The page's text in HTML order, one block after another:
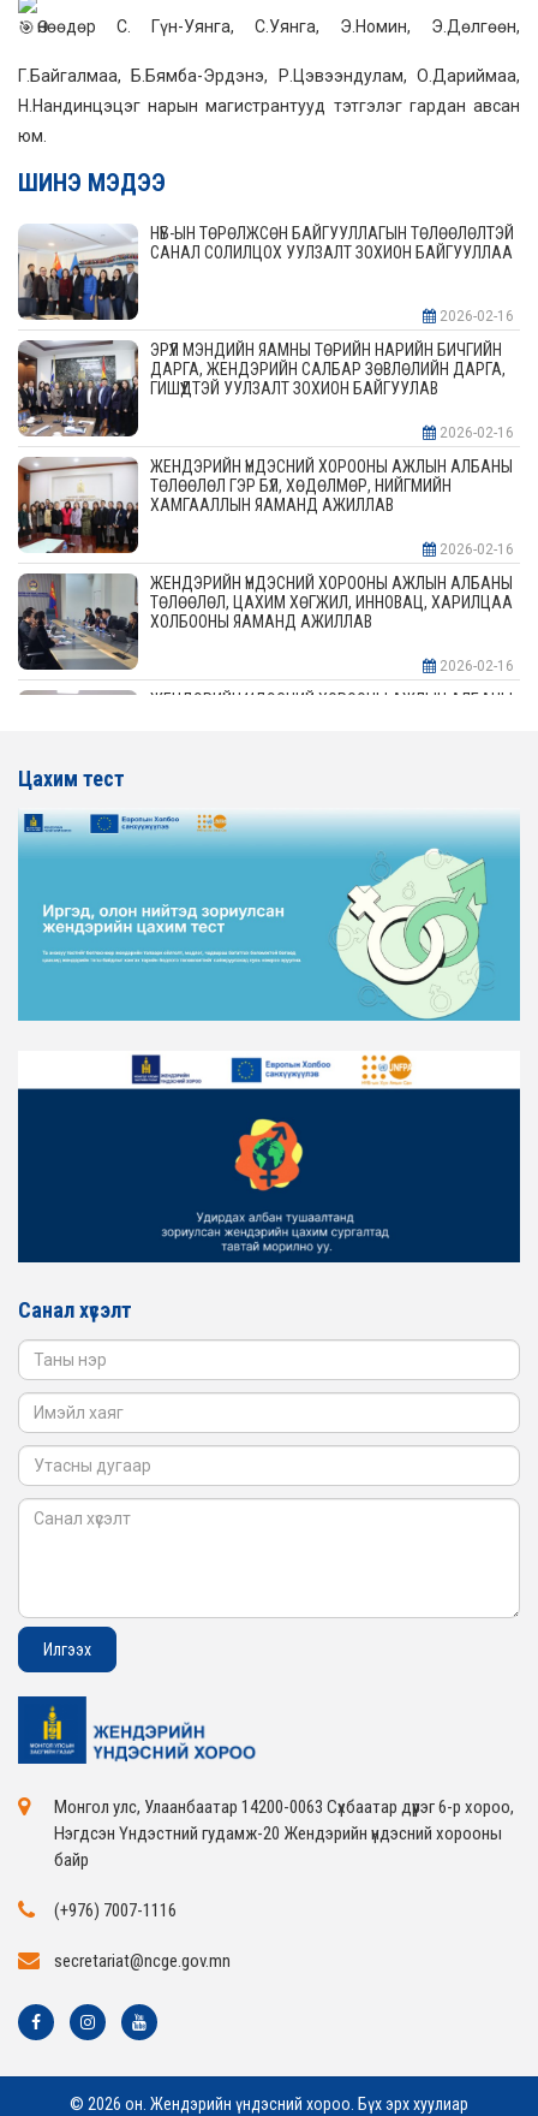
Өнөөдөр С. Гүн-Уянга, С.Уянга, Э.Номин, Э.Дөлгөөн,
Г.Байгалмаа, Б.Бямба-Эрдэнэ, Р.Цэвээндулам, О.Дариймаа,
Н.Нандинцэцэг нарын магистрантууд тэтгэлэг гардан авсан
юм.
ШИНЭ МЭДЭЭ
НҮБ-ЫН ТӨРӨЛЖСӨН БАЙГУУЛЛАГЫН ТӨЛӨӨЛӨЛТЭЙ
САНАЛ СОЛИЛЦОХ УУЛЗАЛТ ЗОХИОН БАЙГУУЛЛАА
2026-02-16
ЭРҮҮЛ МЭНДИЙН ЯАМНЫ ТӨРИЙН НАРИЙН БИЧГИЙН
ДАРГА, ЖЕНДЭРИЙН САЛБАР ЗӨВЛӨЛИЙН ДАРГА,
ГИШҮҮДТЭЙ УУЛЗАЛТ ЗОХИОН БАЙГУУЛАВ
2026-02-16
ЖЕНДЭРИЙН ҮНДЭСНИЙ ХОРООНЫ АЖЛЫН АЛБАНЫ
ТӨЛӨӨЛӨЛ ГЭР БҮЛ, ХӨДӨЛМӨР, НИЙГМИЙН
ХАМГААЛЛЫН ЯАМАНД АЖИЛЛАВ
2026-02-16
ЖЕНДЭРИЙН ҮНДЭСНИЙ ХОРООНЫ АЖЛЫН АЛБАНЫ
ТӨЛӨӨЛӨЛ, ЦАХИМ ХӨГЖИЛ, ИННОВАЦ, ХАРИЛЦАА
ХОЛБООНЫ ЯАМАНД АЖИЛЛАВ
2026-02-16
ЖЕНДЭРИЙН ҮНДЭСНИЙ ХОРООНЫ АЖЛЫН АЛБАНЫ
ЖЕНДЭРИЙН ҮНДЭСНИЙ ХОРООНЫ АЖЛЫН АЛБАНЫ
ТӨЛӨӨЛӨЛ ХОТ БАЙГУУЛАЛТ, БАРИЛГА, ОРОН
СУУЦЖУУЛАЛТЫН ЯАМАНД АЖИЛЛАВ
2026-02-16
ЖЕНДЭРИЙН ЭРХ ТЭГШ БАЙДЛЫГ ХАНГАХ ҮЙЛ
АЖИЛЛАГААГ ЭРЧИМЖҮҮЛЭХ САРЫН ХУВААРЬТАЙ
2026-02-16
ЖЕНДЭРИЙН ҮНДЭСНИЙ ХОРООНЫ АЖЛЫН АЛБАНЫ
ТӨЛӨӨЛӨЛ ЗАМ ТЭЭВРИЙН ЯАМАНД АЖИЛЛАВ
ЖЕНДЭРИЙН ҮНДЭСНИЙ ХОРООНЫ АЖЛЫН АЛБАНЫ
ТӨЛӨӨЛӨЛ БАТЛАН ХАМГААЛАХ ЯАМАНД
Цахим тест
Санал хүсэлт
Монгол улс, Улаанбаатар 14200-0063 Сүхбаатар дүүрэг 6-р хороо,
Нэгдсэн Үндэстний гудамж-20 Жендэрийн үндэсний хорооны
байр
(+976) 7007-1116
secretariat@ncge.gov.mn
© 2026 он. Жендэрийн үндэсний хороо. Бүх эрх хуулиар